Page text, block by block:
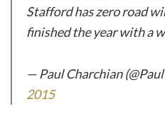
Stafford has zero road
finished the year with a
— Paul Charchian
2015